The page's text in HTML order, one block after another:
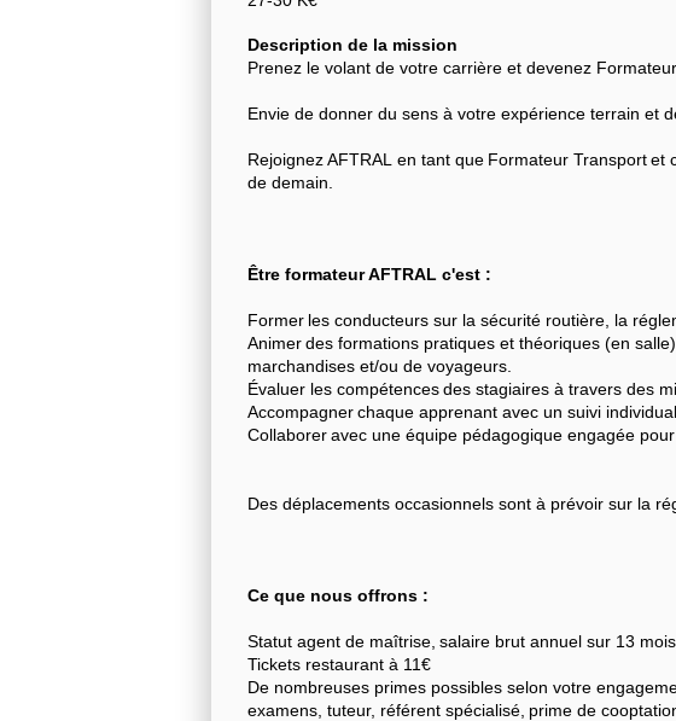
Description de la mission
Prenez le volant de votre carrière et devenez
Envie de donner du sens à votre expérience terrain et
Rejoignez AFTRAL en tant que Formateur Transport
de demain.
Être formateur AFTRAL c'est :
Former les conducteurs sur la sécurité routière, la
Animer des formations pratiques et théoriques (en
marchandises et/ou de voyageurs.
Évaluer les compétences des stagiaires à travers des
Accompagner chaque apprenant avec un suivi
Collaborer avec une équipe pédagogique engagée
Des déplacements occasionnels sont à prévoir sur la
Ce que nous offrons :
Statut agent de maîtrise, salaire brut annuel sur 13
Tickets restaurant à 11€
De nombreuses primes possibles selon votre
examens, tuteur, référent spécialisé, prime de